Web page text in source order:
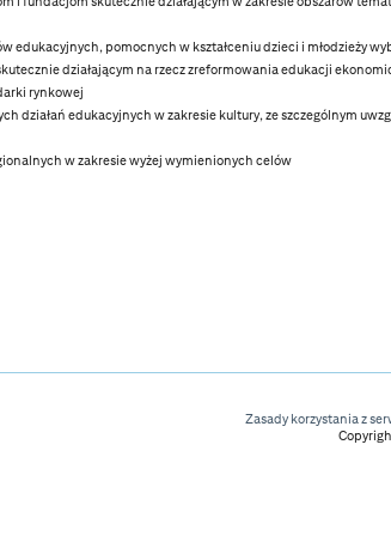
edukacyjnych, pomocnych w kształceniu dzieci i młodzieży
działającym na rzecz zreformowania edukacji
rynkowej
działań edukacyjnych w zakresie kultury, ze szczególnym
w zakresie wyżej wymienionych celów
Zasady korzystania z